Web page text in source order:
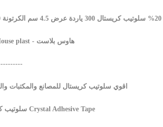
مصنع House plast - هاوس بلاست
اقوي سلوتيب كريستال للمصانع والمكتبات
سلوتيب كريستال Crystal Adhesive Tape